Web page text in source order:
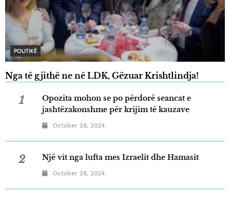
POLITIKË
Nga të gjithë ne në LDK, Gëzuar Krishtlindja!
1
Opozita mohon se po përdorë seancat e
jashtëzakonshme për krijim të kauzave
October 28, 2024
2 Një vit nga lufta mes Izraelit dhe Hamasit
October 28, 2024